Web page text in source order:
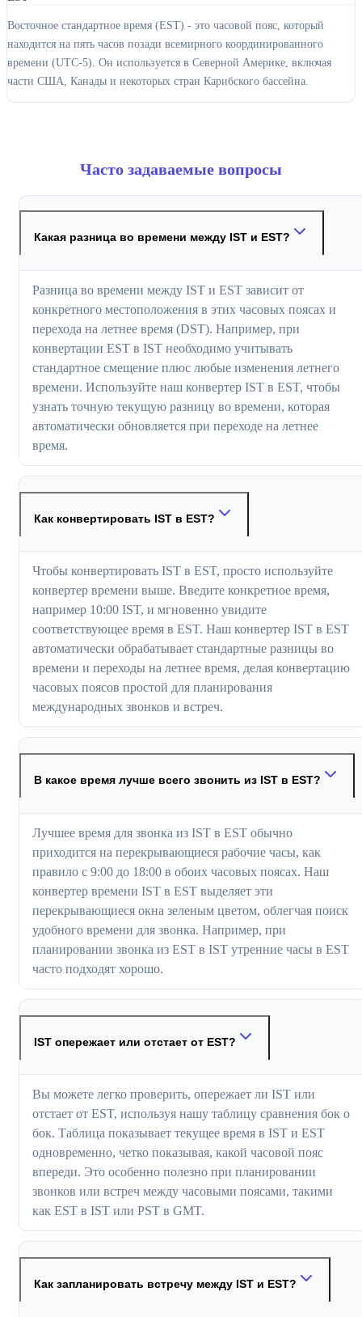
Восточное стандартное время (EST) - это часовой пояс, который
находится на пять часов позади всемирного координированного
времени (UTC-5). Он используется в Северной Америке, включая
части США, Канады и некоторых стран Карибского бассейна.
Часто задаваемые вопросы
Какая разница во времени между IST и EST?
Разница во времени между IST и EST зависит от
конкретного местоположения в этих часовых поясах и
перехода на летнее время (DST). Например, при
конвертации EST в IST необходимо учитывать
стандартное смещение плюс любые изменения летнего
времени. Используйте наш конвертер IST в EST, чтобы
узнать точную текущую разницу во времени, которая
автоматически обновляется при переходе на летнее
время.
Как конвертировать IST в EST?
Чтобы конвертировать IST в EST, просто используйте
конвертер времени выше. Введите конкретное время,
например 10:00 IST, и мгновенно увидите
соответствующее время в EST. Наш конвертер IST в EST
автоматически обрабатывает стандартные разницы во
времени и переходы на летнее время, делая конвертацию
часовых поясов простой для планирования
международных звонков и встреч.
В какое время лучше всего звонить из IST в EST?
Лучшее время для звонка из IST в EST обычно
приходится на перекрывающиеся рабочие часы, как
правило с 9:00 до 18:00 в обоих часовых поясах. Наш
конвертер времени IST в EST выделяет эти
перекрывающиеся окна зеленым цветом, облегчая поиск
удобного времени для звонка. Например, при
планировании звонка из EST в IST утренние часы в EST
часто подходят хорошо.
IST опережает или отстает от EST?
Вы можете легко проверить, опережает ли IST или
отстает от EST, используя нашу таблицу сравнения бок о
бок. Таблица показывает текущее время в IST и EST
одновременно, четко показывая, какой часовой пояс
впереди. Это особенно полезно при планировании
звонков или встреч между часовыми поясами, такими
как EST в IST или PST в GMT.
Как запланировать встречу между IST и EST?